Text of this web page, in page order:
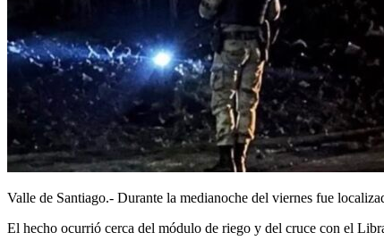
Valle de Santiago.- Durante la medianoche del viernes fue
El hecho ocurrió cerca del módulo de riego y del cruce con el